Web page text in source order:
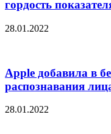
гордость
28.01.2022
Apple добавила в
распознавания
28.01.2022